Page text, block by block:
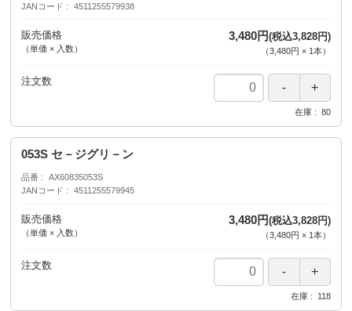
JANコード
4511255579938
販売価格
（単価 × 入数）
3,480円(税込3,828円)
（3,480円 × 1本）
注文数
在庫 80
053S セ－ジグリ－ン
品番
AX60835053S
JANコード
4511255579945
販売価格
（単価 × 入数）
3,480円(税込3,828円)
（3,480円 × 1本）
注文数
在庫 118